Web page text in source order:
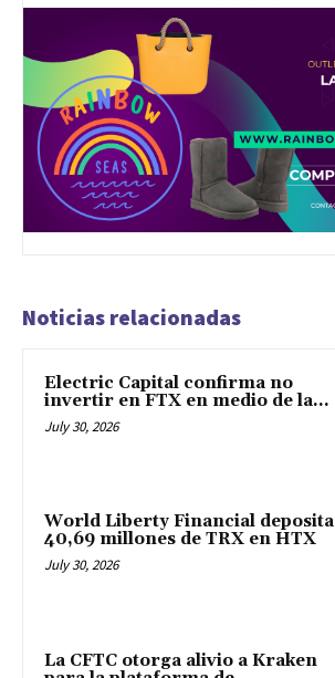
Noticias relacionadas
Electric Capital confirma no
invertir en FTX en medio de la...
July 30, 2026
World Liberty Financial deposita
40,69 millones de TRX en HTX
July 30, 2026
La CFTC otorga alivio a Kraken